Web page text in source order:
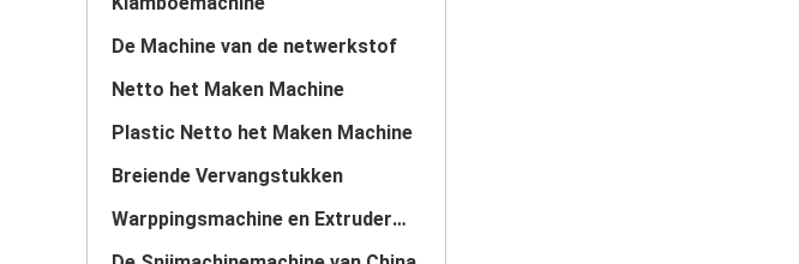
De Machine van de netwerkstof
Netto het Maken Machine
Plastic Netto het Maken Machine
Breiende Vervangstukken
Warppingsmachine en Extrudermachine